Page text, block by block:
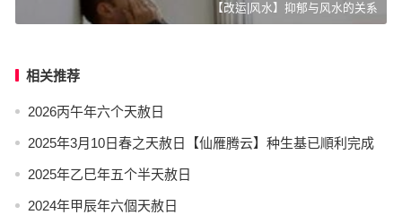
【改运|风水】抑郁与风水的关系
相关推荐
2026丙午年六个天赦日
2025年3月10日春之天赦日【仙雁腾云】种生基已順利完成
2025年乙巳年五个半天赦日
2024年甲辰年六個天赦日